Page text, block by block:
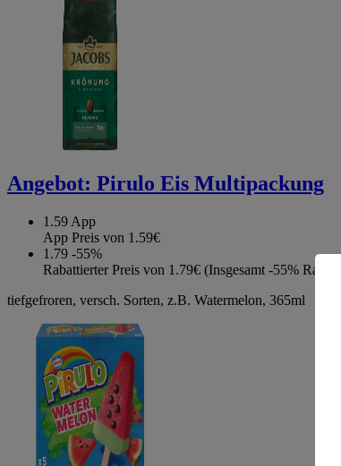
Angebot: Pirulo Eis Multipackung
1.59 App
App Preis von 1.59€
1.79 -55%
Rabattierter Preis von 1.79€ (Insgesamt -55% Rabatt)
tiefgefroren, versch. Sorten, z.B. Watermelon, 365ml